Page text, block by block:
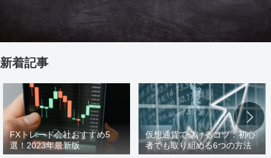
新着記事
FXトレード会社おすすめ5
選！2023年最新版
仮想通貨で儲けるコツ：初心
者でも取り組める6つの方法